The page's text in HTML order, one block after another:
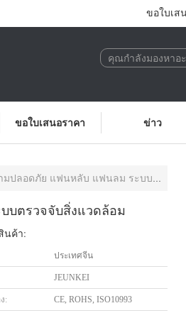
ขอใบเส
ขอใบเสนอราคา ข่าว
ฟนหลับ แฟนลม ระบบตรวจจับสิ่งแวดล้อม
บตรวจจับสิ่งแวดล้อม
นค้า:
ประเทศจีน
JEUNKEI
: CE, ROHS, ISO10993